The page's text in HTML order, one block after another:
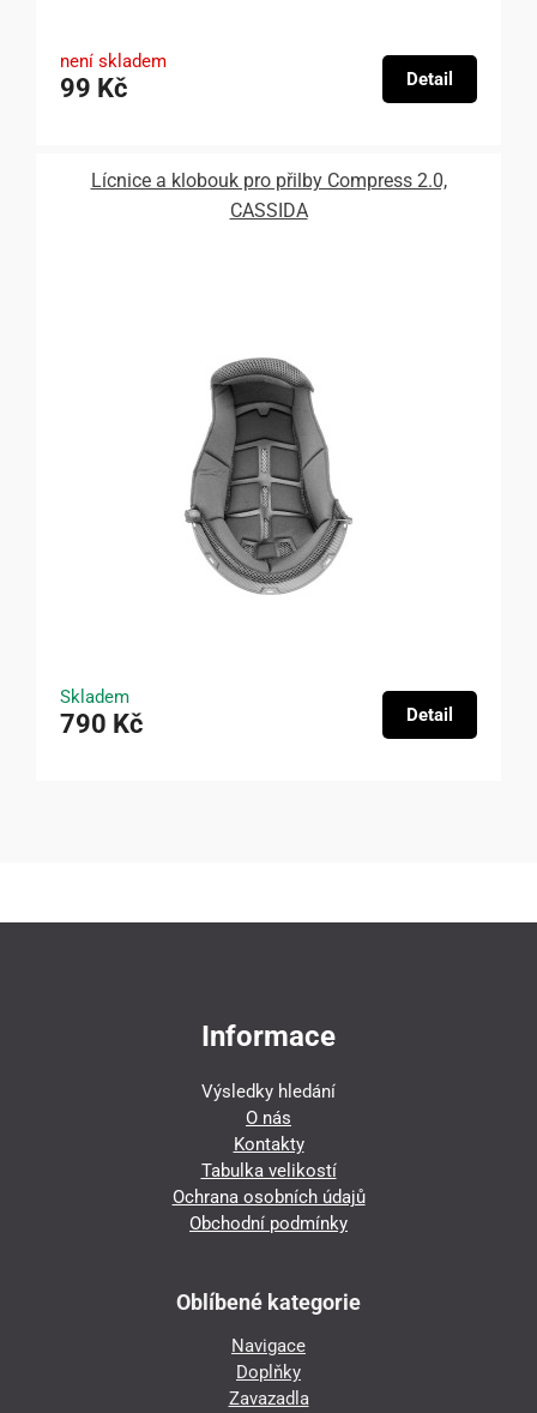
není skladem
99 Kč Detail
Lícnice a klobouk pro přilby Compress 2.0,
CASSIDA
Skladem
790 Kč Detail
Informace
Výsledky hledání
O nás
Kontakty
Tabulka velikostí
Ochrana osobních údajů
Obchodní podmínky
Oblíbené kategorie
Navigace
Doplňky
Zavazadla